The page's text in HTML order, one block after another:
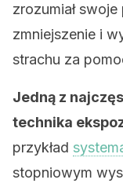
zrozumiał
zmniejszenie i
strachu za
Jedną z
technika
przykład
stopniowym